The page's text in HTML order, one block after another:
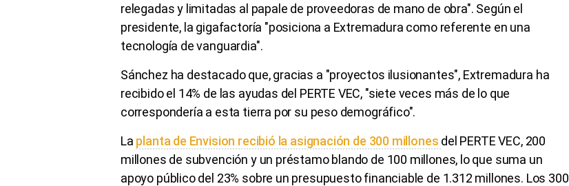
relegadas y limitadas al papale de proveedoras de mano de obra". Según el
presidente, la gigafactoría "posiciona a Extremadura como referente en una
tecnología de vanguardia".
Sánchez ha destacado que, gracias a "proyectos ilusionantes", Extremadura ha
recibido el 14% de las ayudas del PERTE VEC, "siete veces más de lo que
correspondería a esta tierra por su peso demográfico".
La planta de Envision recibió la asignación de 300 millones del PERTE VEC, 200
millones de subvención y un préstamo blando de 100 millones, lo que suma un
apoyo público del 23% sobre un presupuesto financiable de 1.312 millones. Los 300